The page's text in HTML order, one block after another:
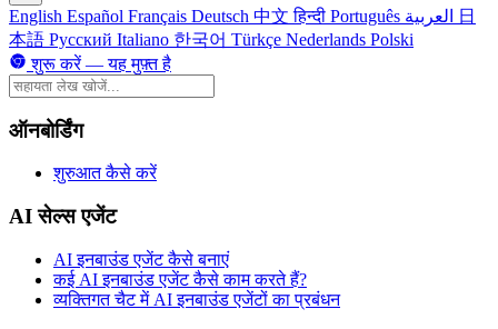
English Español Français Deutsch 中文हिन्दी Português
日
本語 Русский Italiano 한국어 Türkçe Nederlands Polski
शुरू करें — यह मुफ़्त है
ऑनबोर्डिंग
शुरुआत कैसे करें
AI सेल्स एजेंट
AI इनबाउंड एजेंट कैसे बनाएं
कई AI इनबाउंड एजेंट कैसे काम करते हैं?
व्यक्तिगत चैट में AI इनबाउंड एजेंटों का प्रबंधन